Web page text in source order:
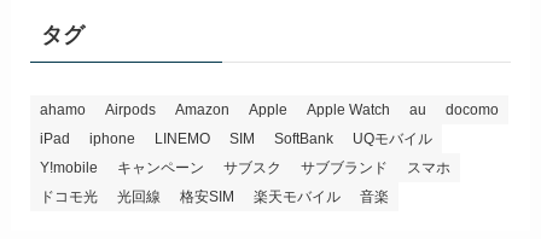
タグ
ahamo Airpods Amazon Apple Apple Watch au
docomo
iPad
iphone LINEMO SIM SoftBank
UQモバイル
Y!mobile
キャンペーン サブスク サブブランド
スマホ
ドコモ光
光回線 格安SIM 楽天モバイル 音楽